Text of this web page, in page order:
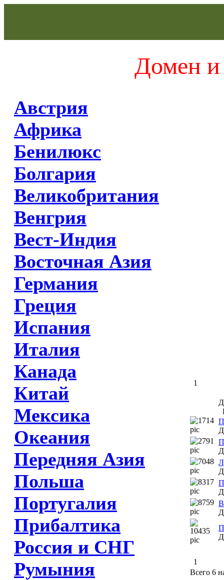
Домен и
Австрия
Африка
Бенилюкс
Болгария
Великобритания
Венгрия
Вест-Индия
Восточная Азия
Германия
Греция
Испания
Италия
Канада
Китай
Мексика
Океания
Передняя Азия
Польша
Португалия
Прибалтика
Россия и СНГ
Румыния
1
1
Всего 6